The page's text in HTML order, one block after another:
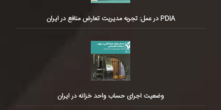
PDIA در عمل: تجربه مدیریت تعارض منافع در ایران
وضعیت اجرای حساب واحد خزانه در ایران